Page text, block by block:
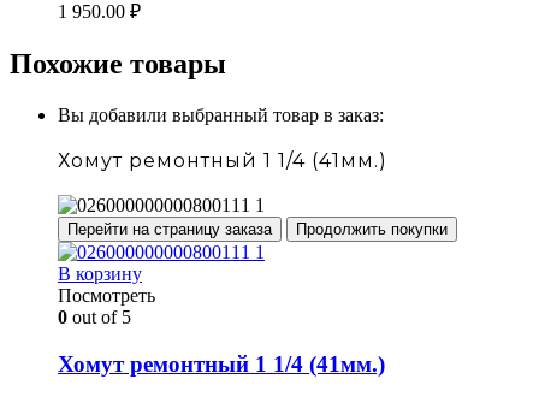
1 950.00 ₽
Похожие товары
Вы добавили выбранный товар в заказ:
Хомут ремонтный 1 1/4 (41мм.)
Перейти на страницу заказа Продолжить покупки
В корзину
Посмотреть
0 out of 5
Хомут ремонтный 1 1/4 (41мм.)